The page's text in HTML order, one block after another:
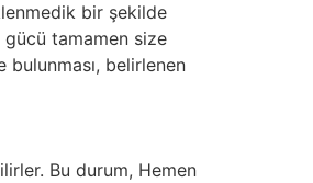
bir şekilde
gücü tamamen size
belirlenen
Bu durum, Hemen